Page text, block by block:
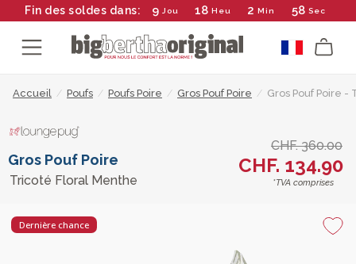
Fin des soldes dans: 9 Jou 18 Heu 2 Min 57 Sec
Accueil / Poufs / Poufs Poire / Gros Pouf Poire / Gros Pouf Poire
Gros Pouf Poire
Tricoté Floral Menthe
CHF. 360.00
CHF. 134.90
*TVA comprises
Dernière chance